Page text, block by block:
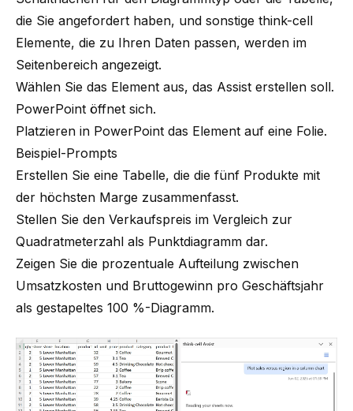
die Sie angefordert haben, und sonstige think-cell
Elemente, die zu Ihren Daten passen, werden im
Seitenbereich angezeigt.
Wählen Sie das Element aus, das Assist erstellen soll.
PowerPoint öffnet sich.
Platzieren in PowerPoint das Element auf eine Folie.
Beispiel-Prompts
Erstellen Sie eine Tabelle, die die fünf Produkte mit
der höchsten Marge zusammenfasst.
Stellen Sie den Verkaufspreis im Vergleich zur
Quadratmeterzahl als Punktdiagramm dar.
Zeigen Sie die prozentuale Aufteilung zwischen
Umsatzkosten und Bruttogewinn pro Geschäftsjahr
als gestapeltes 100 %-Diagramm.